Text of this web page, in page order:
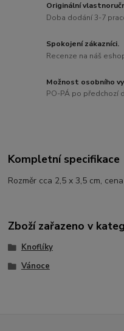
Originální
Doba dodání 3-7
Spokojení zákazníci.
Recenze na náš
Možnost osobního
PO-PÁ po předchozí
Kompletní specifikace
Rozměr cca 2,5 x 3,5 cm,
Zboží zařazeno v
Knoflíky
Vánoce